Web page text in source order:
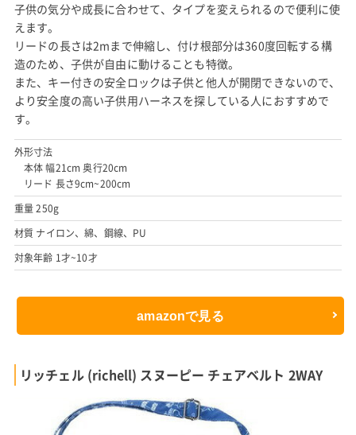
子供の気分や成長に合わせて、タイプを変えられるので便利に使
えます。
リードの長さは2mまで伸縮し、付け根部分は360度回転する構
造のため、子供が自由に動けることも特徴。
また、キー付きの安全ロックは子供と他人が開閉できないので、
より安全度の高い子供用ハーネスを探している人におすすめで
す。
外形寸法
本体 幅21cm 奥行20cm
リード 長さ9cm~200cm
重量 250g
材質 ナイロン、綿、鋼線、PU
対象年齢 1才~10才
amazonで見る
リッチェル (richell) スヌーピー チェアベルト 2WAY